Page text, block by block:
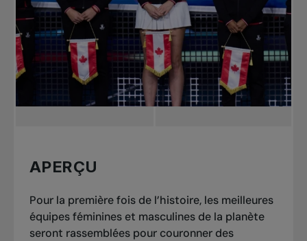
APERÇU
Pour la première fois de l’histoire, les meilleures
équipes féminines et masculines de la planète
seront rassemblées pour couronner des